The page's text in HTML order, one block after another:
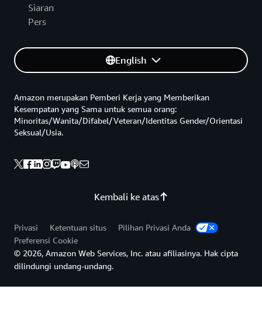
Siaran
Pers
English
Kembali ke atas
Amazon merupakan Pemberi Kerja yang Memberikan
Kesempatan yang Sama untuk semua orang:
Minoritas/Wanita/Difabel/Veteran/Identitas Gender/Orientasi
Seksual/Usia.
Privasi Ketentuan situs
Pilihan Privasi Anda
Preferensi Cookie
© 2026, Amazon Web Services, Inc. atau afiliasinya. Hak cipta
dilindungi undang-undang.